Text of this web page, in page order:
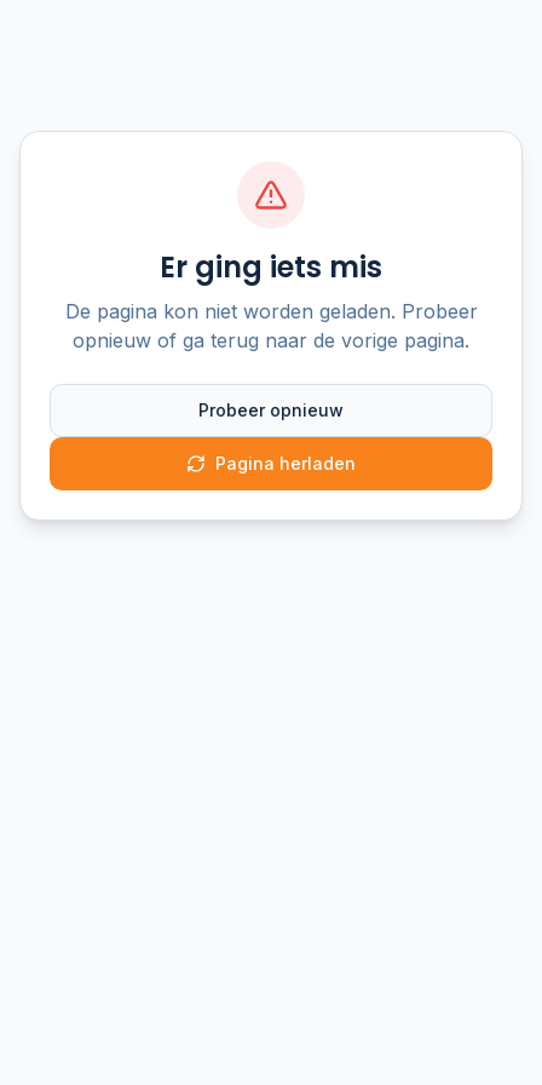
Er ging iets mis
De pagina kon niet worden geladen. Probeer
opnieuw of ga terug naar de vorige pagina.
Probeer opnieuw
Pagina herladen